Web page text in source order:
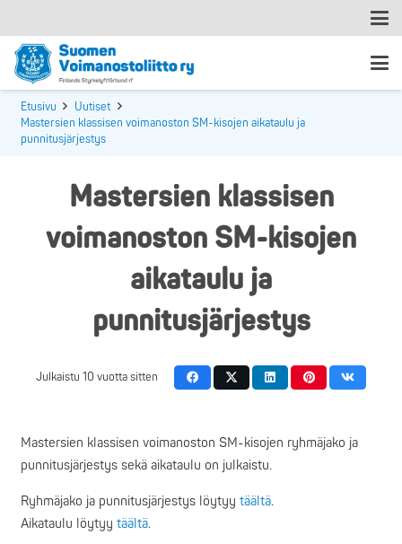
Etusivu
Uutiset
Mastersien klassisen voimanoston SM-kisojen aikataulu ja
punnitusjärjestys
Mastersien klassisen
voimanoston SM-kisojen
aikataulu ja
punnitusjärjestys
Julkaistu10 vuotta sitten
Mastersien klassisen voimanoston SM-kisojen ryhmäjako ja
punnitusjärjestys sekä aikataulu on julkaistu.
Ryhmäjako ja punnitusjärjestys löytyy täältä.
Aikataulu löytyy täältä.